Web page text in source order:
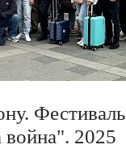
Фестиваль
война". 2025